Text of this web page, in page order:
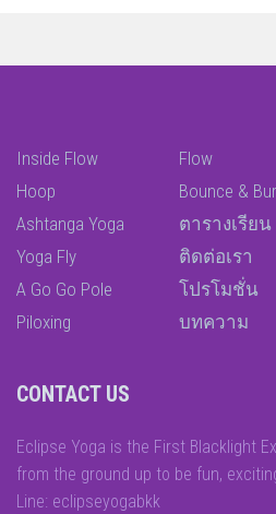
Inside Flow
Hoop
Ashtanga Yoga
Yoga Fly
A Go Go Pole
Piloxing
Flow
Bounce &
ตารางเรียน
ติดต่อเรา
โปรโมชั่น
บทความ
CONTACT US
Eclipse Yoga is the First Blacklight
from the ground up to be fun,
Line: eclipseyogabkk